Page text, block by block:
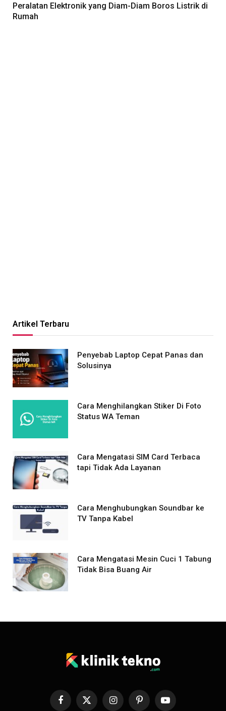
Peralatan Elektronik yang Diam-Diam Boros Listrik di
Rumah
Artikel Terbaru
Penyebab Laptop Cepat Panas dan
Solusinya
Cara Menghilangkan Stiker Di Foto
Status WA Teman
Cara Mengatasi SIM Card Terbaca
tapi Tidak Ada Layanan
Cara Menghubungkan Soundbar ke
TV Tanpa Kabel
Cara Mengatasi Mesin Cuci 1 Tabung
Tidak Bisa Buang Air
FacebookX
InstagramPinterestYouTube